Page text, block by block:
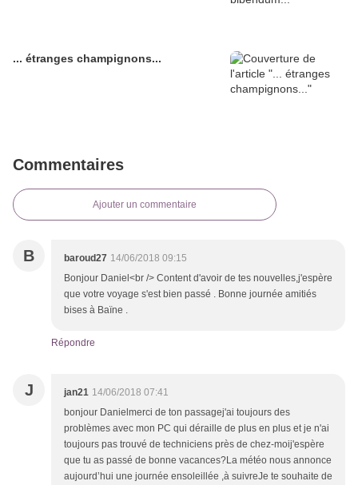
... étranges champignons...
Commentaires
Ajouter un commentaire
B baroud27 14/06/2018 09:15
Bonjour Daniel<br /> Content d'avoir de tes nouvelles,j'espère
que votre voyage s'est bien passé . Bonne journée amitiés
bises à Baïne .
Répondre
J jan21 14/06/2018 07:41
bonjour Danielmerci de ton passagej'ai toujours des
problèmes avec mon PC qui déraille de plus en plus et je n'ai
toujours pas trouvé de techniciens près de chez-moij'espère
que tu as passé de bonne vacances?La météo nous annonce
aujourd’hui une journée ensoleillée ,à suivreJe te souhaite de